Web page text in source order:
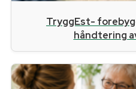
TryggEst-
håndtering